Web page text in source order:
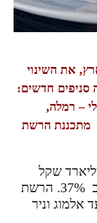
הארץ, את השינוי
חדשים:
– רמלה,
– נצרת. במהלך שנת 2015 מתכננת הרשת
כ – 3.7 מיליארד שקל
בשנה. השוק צמח בשנים האחרונות בכ 37%. הרשת
וניר